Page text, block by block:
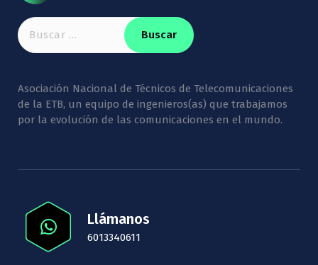
Buscar:
Asociación Nacional de Técnicos de Telecomunicaciones
de la ETB, un equipo de ingenieros(as) que trabajamos
por la evolución de las comunicaciones en el mundo.
Llámanos
6013340611